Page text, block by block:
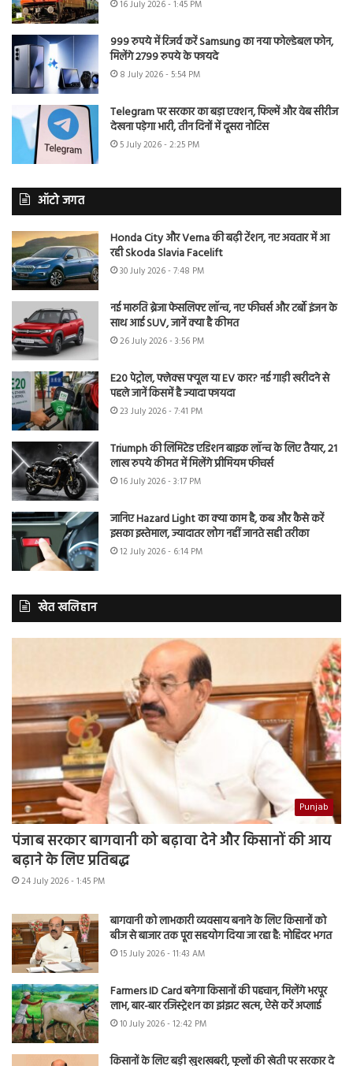
16 July 2026 - 1:45 PM
999 रुपये में रिजर्व करें Samsung का नया फोल्डेबल फोन,
मिलेंगे 2799 रुपये के फायदे
8 July 2026 - 5:54 PM
Telegram पर सरकार का बड़ा एक्शन, फिल्में और वेब सीरीज
देखना पड़ेगा भारी, तीन दिनों में दूसरा नोटिस
5 July 2026 - 2:25 PM
ऑटो जगत
Honda City और Verna की बढ़ी टेंशन, नए अवतार में आ
रही Skoda Slavia Facelift
30 July 2026 - 7:48 PM
नई मारुति ब्रेजा फेसलिफ्ट लॉन्च, नए फीचर्स और टर्बो इंजन के
साथ आई SUV, जानें क्या है कीमत
26 July 2026 - 3:56 PM
E20 पेट्रोल, फ्लेक्स फ्यूल या EV कार? नई गाड़ी खरीदने से
पहले जानें किसमें है ज्यादा फायदा
23 July 2026 - 7:41 PM
Triumph की लिमिटेड एडिशन बाइक लॉन्च के लिए तैयार, 21
लाख रुपये कीमत में मिलेंगे प्रीमियम फीचर्स
16 July 2026 - 3:17 PM
जानिए Hazard Light का क्या काम है, कब और कैसे करें
इसका इस्तेमाल, ज्यादातर लोग नहीं जानते सही तरीका
12 July 2026 - 6:14 PM
खेत खलिहान
Punjab
पंजाब सरकार बागवानी को बढ़ावा देने और किसानों की आय
बढ़ाने के लिए प्रतिबद्ध
24 July 2026 - 1:45 PM
बागवानी को लाभकारी व्यवसाय बनाने के लिए किसानों को
बीज से बाजार तक पूरा सहयोग दिया जा रहा है: मोहिंदर भगत
15 July 2026 - 11:43 AM
Farmers ID Card बनेगा किसानों की पहचान, मिलेंगे भरपूर
लाभ, बार-बार रजिस्ट्रेशन का झंझट खत्म, ऐसे करें अप्लाई
10 July 2026 - 12:42 PM
किसानों के लिए बड़ी खुशखबरी, फूलों की खेती पर सरकार दे